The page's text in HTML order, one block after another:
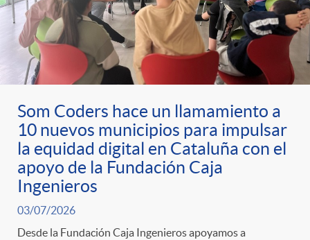
Som Coders hace un llamamiento a
10 nuevos municipios para impulsar
la equidad digital en Cataluña con el
apoyo de la Fundación Caja
Ingenieros
03/07/2026
Desde la Fundación Caja Ingenieros apoyamos a